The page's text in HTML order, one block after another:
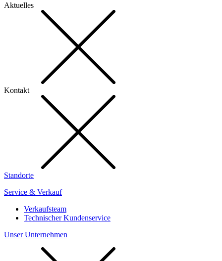
Aktuelles
Kontakt
Standorte
Service & Verkauf
Verkaufsteam
Technischer Kundenservice
Unser Unternehmen